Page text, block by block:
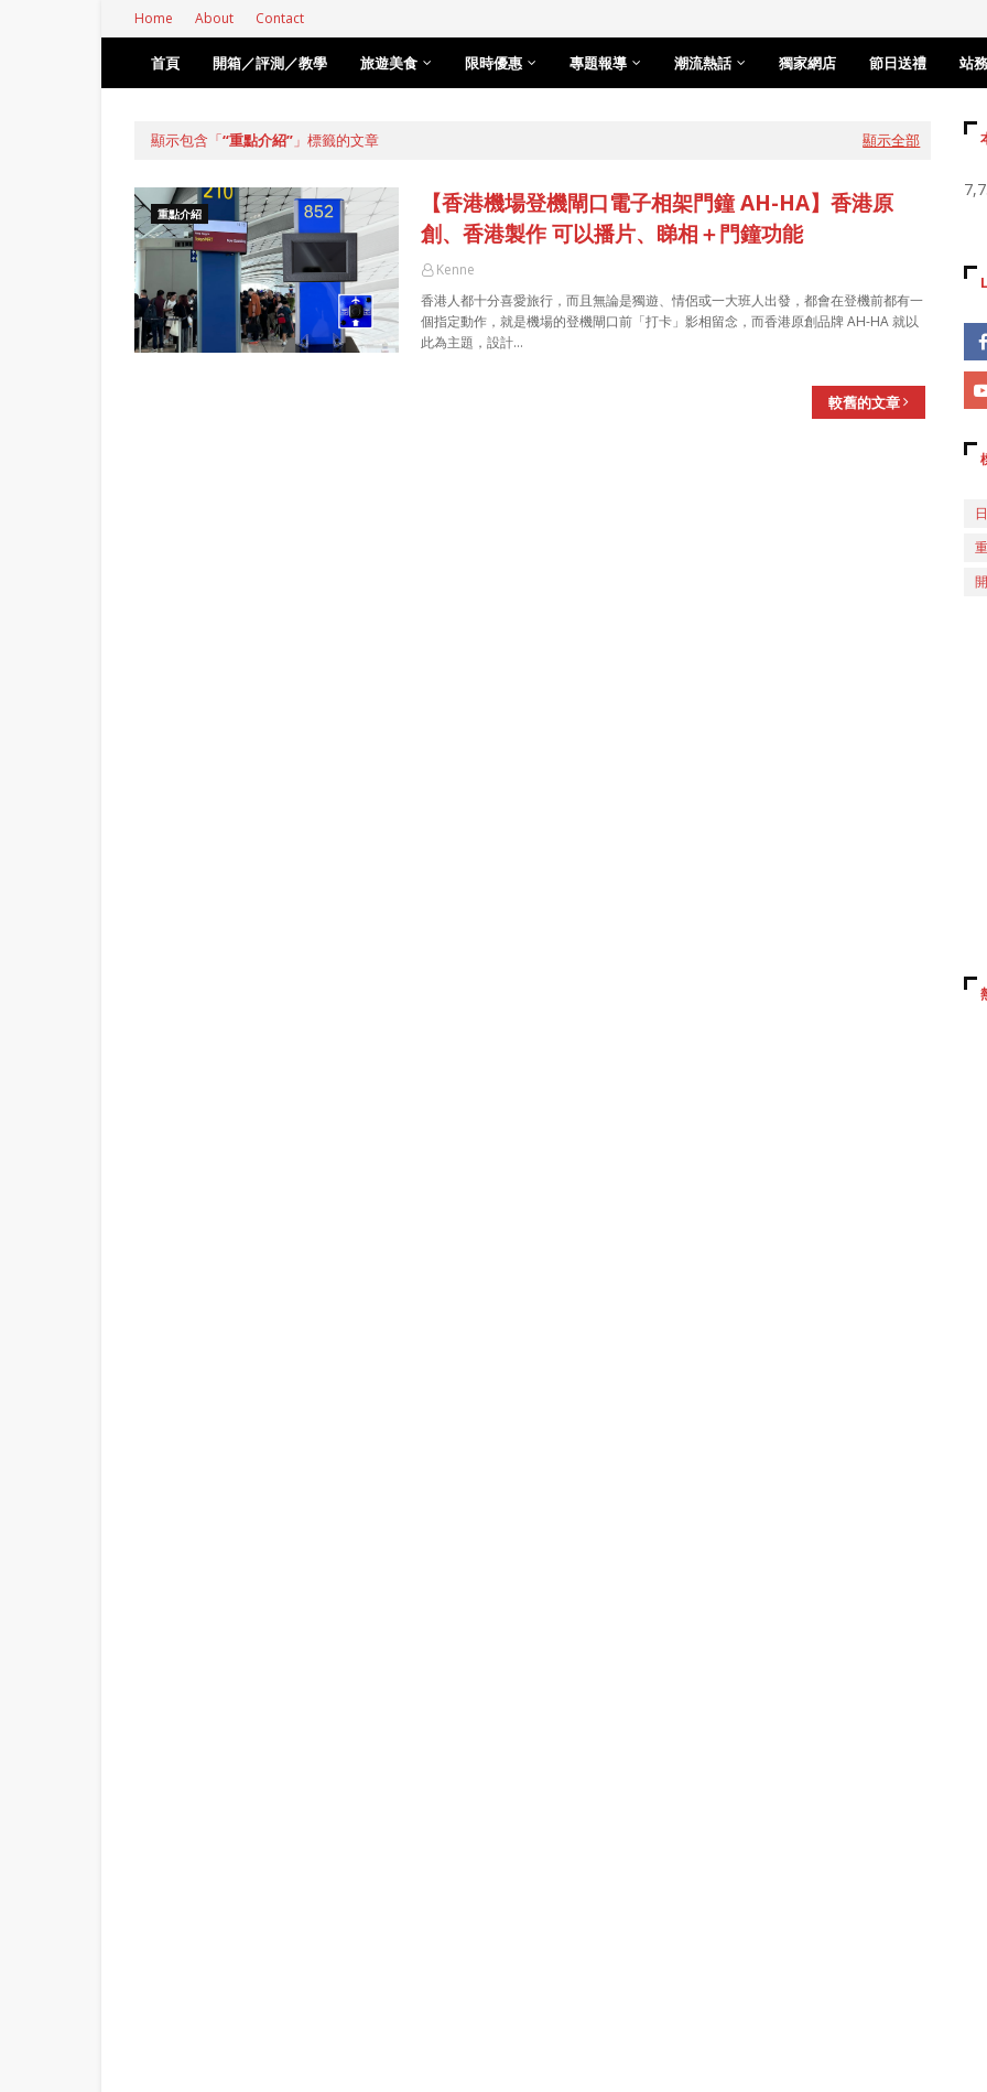
Home About Contact
首頁 開箱／評測／教學 旅遊美食 限時優惠 專題報導 潮流熱話 獨家網店 節日送禮 站
顯示包含「 重點介紹 」標籤的文章 顯示全部
重點介紹
【香港機場登機閘口電子相架門鐘 AH-HA】香港原
創、香港製作 可以播片、睇相＋門鐘功能
Kenne
香港人都十分喜愛旅行，而且無論是獨遊、情侶或一大班人出發，都會在登機前都有一
個指定動作，就是機場的登機閘口前「打卡」影相留念，而香港原創品牌 AH-HA 就以
此為主題，設計…
較舊的文章